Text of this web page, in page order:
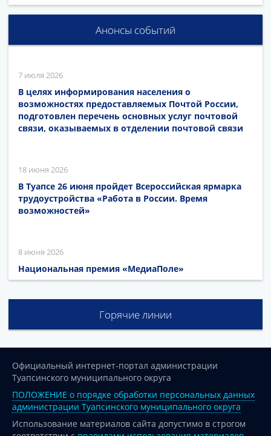
Анонсы событий
7 июля 2026
В целях информирования населения о
возможностях предоставляемых Почтой России,
подготовлен перечень основных услуг почтовой
связи, оказываемых в отделении почтовой связи
18 июня 2026
В Туапсе 26 июня пройдет Всероссийская ярмарка
трудоустройства «Работа в России. Время
возможностей»
8 июня 2026
Национальная премия «МедиаПоле»
Горячие линии
Официальный интернет-портал администрации
Туапсинского муниципального округа
ПОЛОЖЕНИЕ о порядке обработки персональных данных
администрации Туапсинского муниципального округа
Использование материалов сайта допустимо в строгом